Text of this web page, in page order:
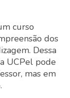
curso
dos
Dessa
UCPel pode
mas em